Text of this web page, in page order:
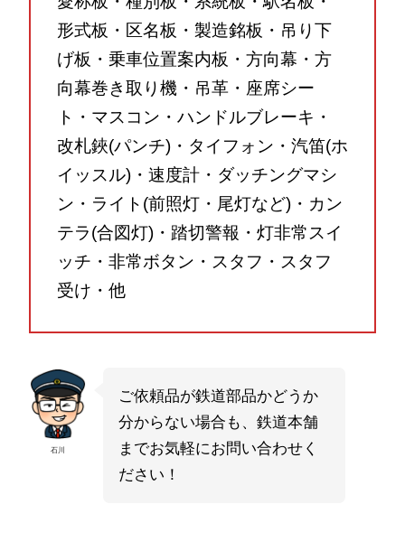
形式板・区名板・製造銘板・吊り下
げ板・乗車位置案内板・方向幕・方
向幕巻き取り機・吊革・座席シー
ト・マスコン・ハンドルブレーキ・
改札鋏(パンチ)・タイフォン・汽笛(ホ
イッスル)・速度計・ダッチングマシ
ン・ライト(前照灯・尾灯など)・カン
テラ(合図灯)・踏切警報・灯非常スイ
ッチ・非常ボタン・スタフ・スタフ
受け・他
石川
ご依頼品が鉄道部品かどうか
分からない場合も、鉄道本舗
までお気軽にお問い合わせく
ださい！